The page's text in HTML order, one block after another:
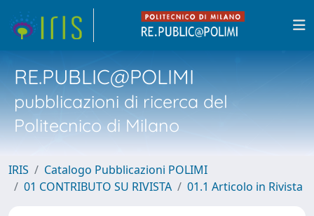
RE.PUBLIC@POLIMI
pubblicazioni di ricerca del
Politecnico di Milano
IRIS
Catalogo Pubblicazioni POLIMI
01 CONTRIBUTO SU RIVISTA
01.1 Articolo in Rivista